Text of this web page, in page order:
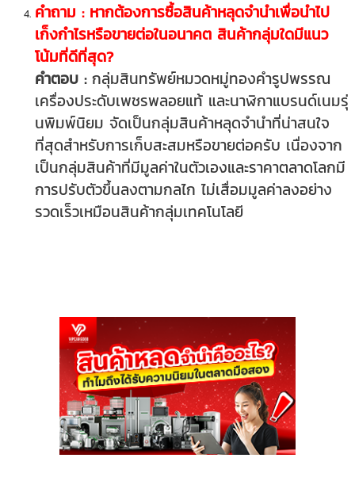
คำถาม : หากต้องการซื้อสินค้าหลุดจำนำเพื่อนำไป
เก็งกำไรหรือขายต่อในอนาคต สินค้ากลุ่มใดมีแนว
โน้มที่ดีที่สุด?
คำตอบ :กลุ่มสินทรัพย์หมวดหมู่ทองคำรูปพรรณ
เครื่องประดับเพชรพลอยแท้ และนาฬิกาแบรนด์เนมรุ่
นพิมพ์นิยม จัดเป็นกลุ่มสินค้าหลุดจำนำที่น่าสนใจ
ที่สุดสำหรับการเก็บสะสมหรือขายต่อครับ เนื่องจาก
เป็นกลุ่มสินค้าที่มีมูลค่าในตัวเองและราคาตลาดโลกมี
การปรับตัวขึ้นลงตามกลไก ไม่เสื่อมมูลค่าลงอย่าง
รวดเร็วเหมือนสินค้ากลุ่มเทคโนโลยี